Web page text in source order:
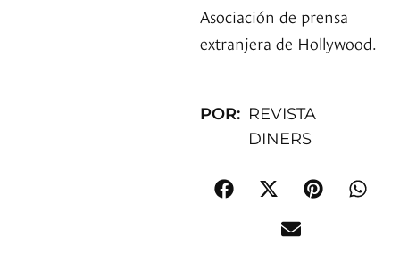
Asociación de prensa
extranjera de Hollywood.
POR: REVISTA
DINERS